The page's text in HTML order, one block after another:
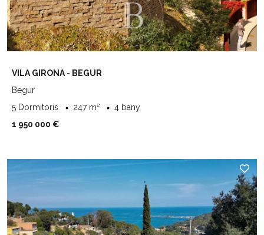
VILA GIRONA - BEGUR
Begur
5 Dormitoris
247 m²
4 bany
1 950 000 €